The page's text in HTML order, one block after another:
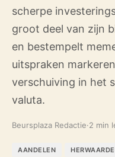
scherpe
groot deel van zijn
en bestempelt
uitspraken
verschuiving in het
valuta.
Beursplaza Redactie·2 min
AANDELEN